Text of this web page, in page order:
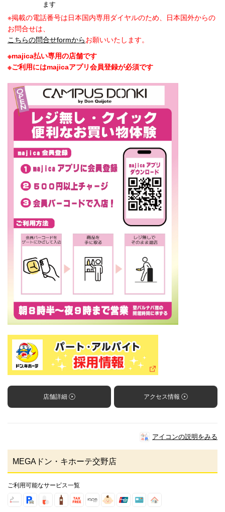
ます
※掲載の電話番号は日本国内専用ダイヤルのため、日本国外からの
お問合せは、
こちらの問合せformからお願いいたします。
※majica払い専用の店舗です
※ご利用にはmajicaアプリ会員登録が必須です
店舗詳細 アクセス情報
アイコンの説明をみる
MEGAドン・キホーテ交野店
ご利用可能なサービス一覧